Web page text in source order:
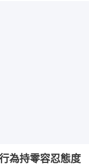
為持零容忍態度